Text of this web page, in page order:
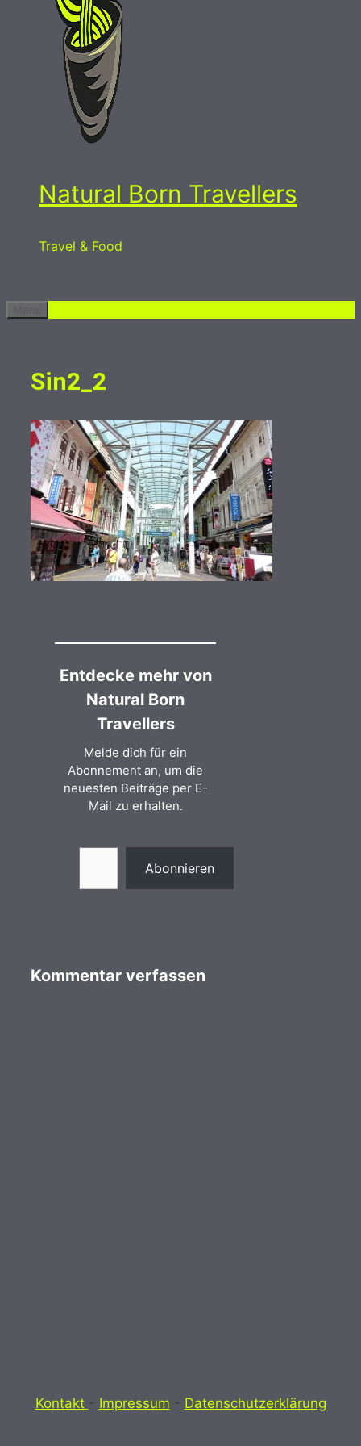
Natural Born Travellers
Travel & Food
Sin2_2
Entdecke mehr von
Natural Born
Travellers
Melde dich für ein
Abonnement an, um die
neuesten Beiträge per E-
Mail zu erhalten.
Gib deine E-Mail-Adresse ein ...
Abonnieren
Kommentar verfassen
Kontakt - Impressum - Datenschutzerklärung